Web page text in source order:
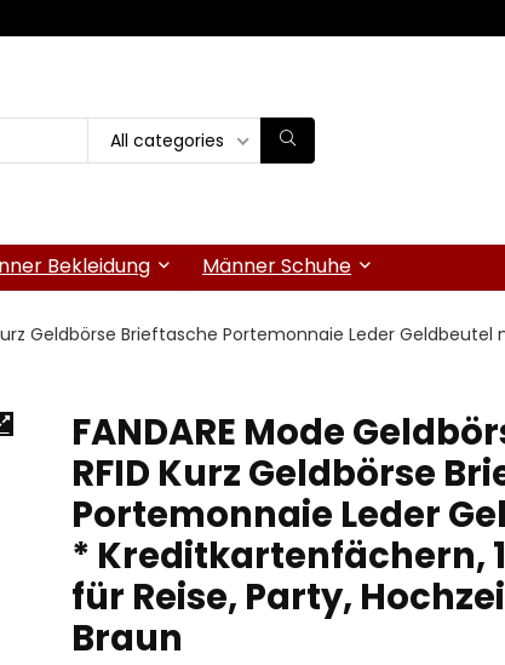
All categories
Bekleidung Männer Schuhe
Geldbörse Brieftasche Portemonnaie Leder
FANDARE Mode
RFID Kurz Geldbörse
Portemonnaie Leder
* Kreditkartenfächern,
für Reise, Party,
Braun